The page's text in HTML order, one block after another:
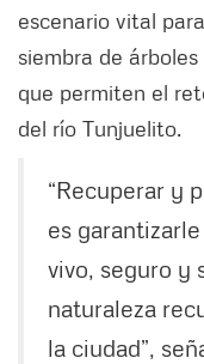
escenario vital
siembra de
que permiten el
del río Tunjuelito.
“Recuperar y
es
vivo, seguro y
naturaleza
la ciudad”,